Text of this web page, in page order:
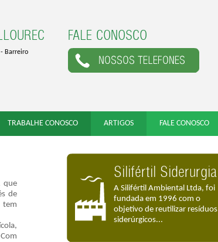
FALE CONOSCO
Barreiro
TRABALHE CONOSCO ARTIGOS FALE CONOSCO
que
de
tem
Silifértil Siderurgia
A Silifértil Ambiental Ltda, foi
fundada em 1996 com o
objetivo de reutilizar resíduos
siderúrgicos...